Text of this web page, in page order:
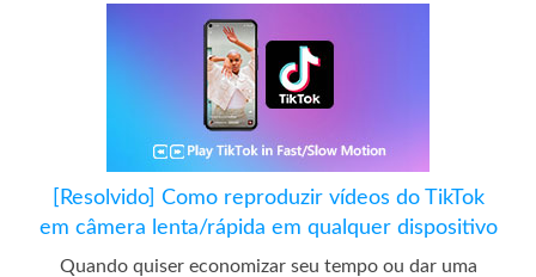
[Resolvido] Como reproduzir vídeos do TikTok
em câmera lenta/rápida em qualquer dispositivo
Quando quiser economizar seu tempo ou dar uma